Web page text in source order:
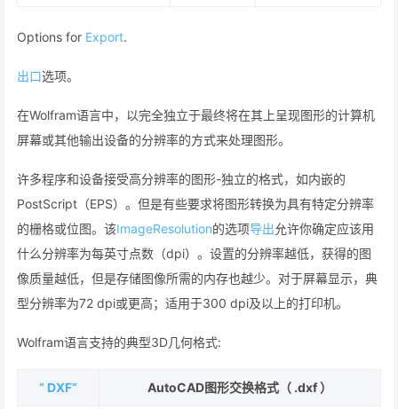
Options for Export.
出口选项。
在Wolfram语言中，以完全独立于最终将在其上呈现图形的计算机
屏幕或其他输出设备的分辨率的方式来处理图形。
许多程序和设备接受高分辨率的图形-独立的格式，如内嵌的
PostScript（EPS）。但是有些要求将图形转换为具有特定分辨率
的栅格或位图。该ImageResolution的选项导出允许你确定应该用
什么分辨率为每英寸点数（dpi）。设置的分辨率越低，获得的图
像质量越低，但是存储图像所需的内存也越少。对于屏幕显示，典
型分辨率为72 dpi或更高；适用于300 dpi及以上的打印机。
Wolfram语言支持的典型3D几何格式:
“ DXF” AutoCAD图形交换格式（ .dxf ）